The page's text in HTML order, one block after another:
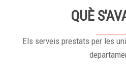
QUÈ
Els serveis prestats per les